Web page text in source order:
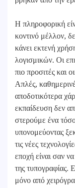
Η πληροφορική
κοντινό μέλλον,
κάνει εκτενή
λογισμικών. Οι
πιο προσιτές και
Απλές,
αποδοτικότερα
εκπαίδευση δεν
στερούμε ένα
υπονομεύοντας
τις νέες
εποχή είναι σαν
της τυπογραφίας.
μόνο από